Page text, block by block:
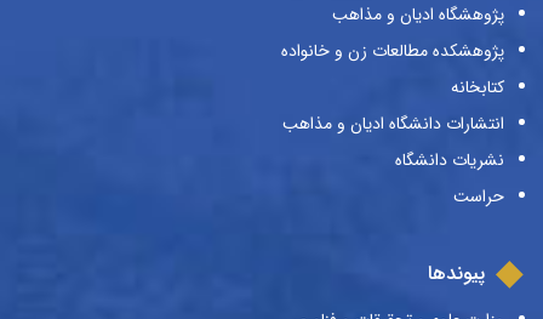
پژوهشگاه ادیان و مذاهب
پژوهشکده مطالعات زن و خانواده
کتابخانه
انتشارات دانشگاه ادیان و مذاهب
نشریات دانشگاه
حراست
پیوندها